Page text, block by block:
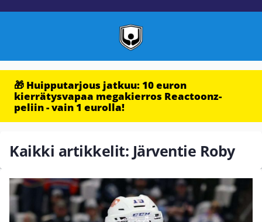
🎁 Huipputarjous jatkuu: 10 euron
kierrätysvapaa megakierros Reactoonz-
peliin - vain 1 eurolla!
Kaikki artikkelit: Järventie Roby